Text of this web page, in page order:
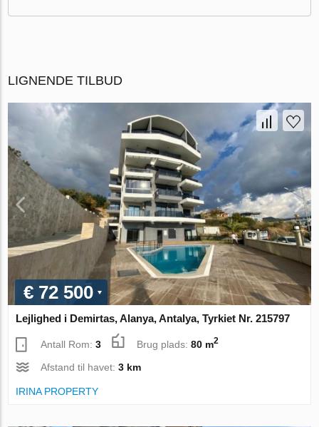
LIGNENDE TILBUD
€ 72 500
Lejlighed i Demirtas, Alanya, Antalya, Tyrkiet Nr. 215797
Antall Rom:3 Brug plads:80 m2
Afstand til havet:3 km
IRINA PROPERTY